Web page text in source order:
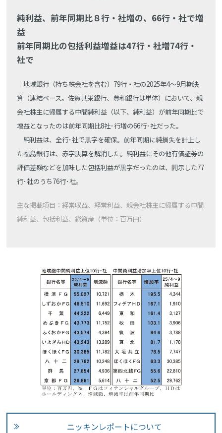
純利益、前年同期比８行・社増の、66行・社で増
益
前年同期比の包括利益増益は47行・社増74行・
社で
地域銀行（持ち株会社を含む）79行・社の2025年4～9月期決
算（連結ベース。佐賀共栄銀行、豊和銀行は単体）において、親
会社株主に帰属する中間純利益（以下、純利益）が前年同期比で
増益となったのは前年同期比8社･行増の66行･社だった。
純利益は、全行･社で黒字を確保。前年同期に純損失を計上し
た福島銀行は、赤字決算を解消した。純利益にその他有価証券の
評価差額などを加味した包括利益が黒字だったのは、開示した77
行･社のうち76行･社。
主な掲載項目：経常収益、経常利益、親会社株主に帰属する中間
純利益、包括利益、総資産（単位：百万円）
ニッキンレポートについて